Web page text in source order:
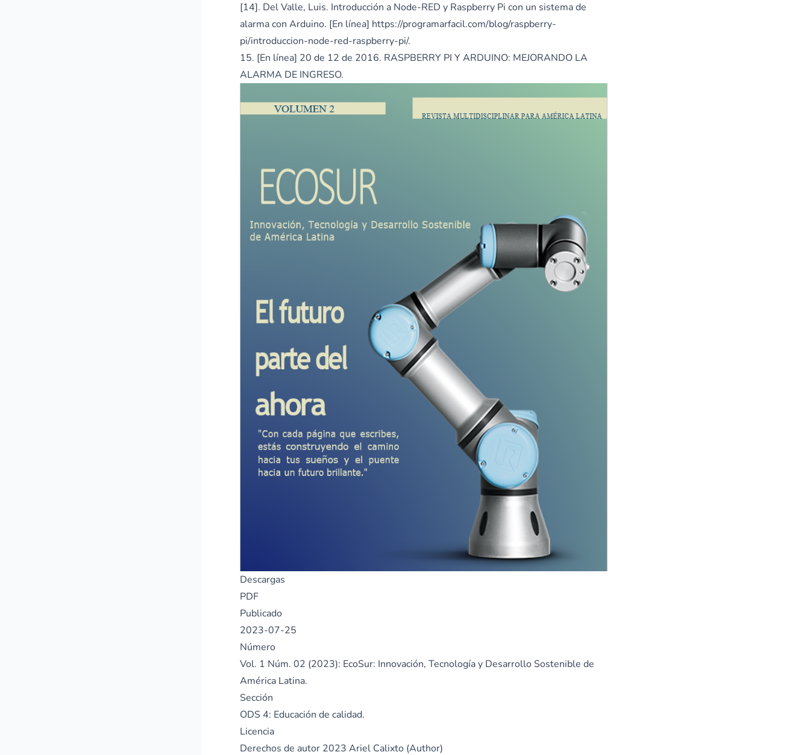
[14]. Del Valle, Luis. Introducción a Node-RED y Raspberry Pi con un sistema de
alarma con Arduino. [En línea] https://programarfacil.com/blog/raspberry-
pi/introduccion-node-red-raspberry-pi/.
15. [En línea] 20 de 12 de 2016. RASPBERRY PI Y ARDUINO: MEJORANDO LA
ALARMA DE INGRESO.
Descargas
PDF
Publicado
2023-07-25
Número
Vol. 1 Núm. 02 (2023): EcoSur: Innovación, Tecnología y Desarrollo Sostenible de
América Latina.
Sección
ODS 4: Educación de calidad.
Licencia
Derechos de autor 2023 Ariel Calixto (Author)